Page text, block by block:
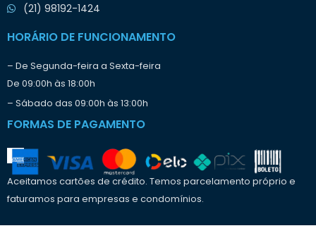
(21) 98192-1424
HORÁRIO DE FUNCIONAMENTO
– De Segunda-feira a Sexta-feira
De 09:00h às 18:00h
– Sábado das 09:00h às 13:00h
FORMAS DE PAGAMENTO
Aceitamos cartões de crédito. Temos parcelamento próprio e
faturamos para empresas e condomínios.